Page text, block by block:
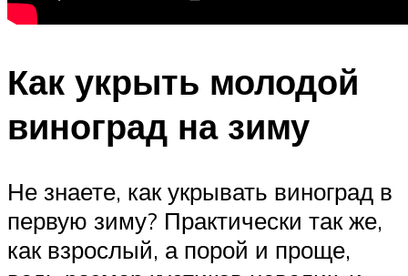
Как укрыть молодой
виноград на зиму
Не знаете, как укрывать виноград в
первую зиму? Практически так же,
как взрослый, а порой и проще,